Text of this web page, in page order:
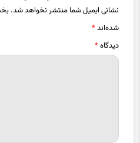
شده‌اند*
دیدگاه*